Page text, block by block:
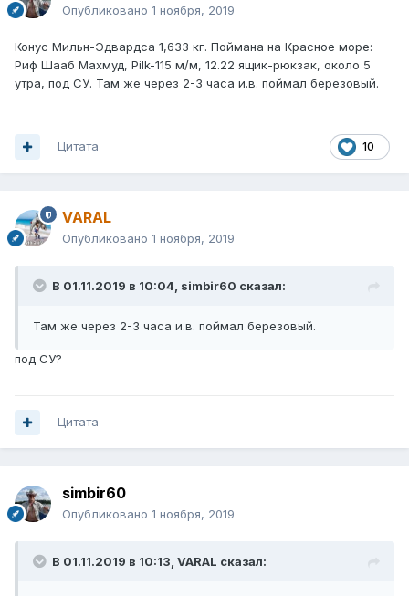
Опубликовано 1 ноября, 2019
Конус Мильн-Эдвардса 1,633 кг. Поймана на Красное море:
Риф Шааб Махмуд, Pilk-115 м/м, 12.22 ящик-рюкзак, около 5
утра, под СУ. Там же через 2-3 часа и.в. поймал березовый.
10
Цитата
VARAL
Опубликовано 1 ноября, 2019
В 01.11.2019 в 10:04, simbir60 сказал:
Там же через 2-3 часа и.в. поймал березовый.
под СУ?
Цитата
simbir60
Опубликовано 1 ноября, 2019
В 01.11.2019 в 10:13, VARAL сказал: